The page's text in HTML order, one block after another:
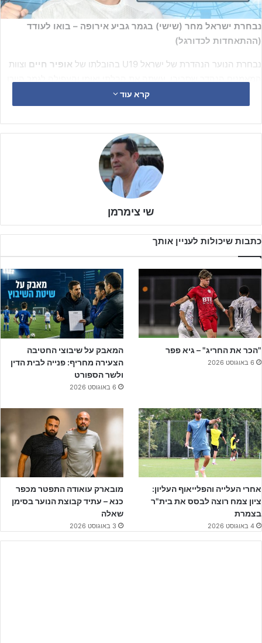
נבחרת ישראל מחר (שישי) בגמר גביע אירופה – בואו לעודד
(ההתאחדות לכדורגל)
נבחרת הנוער הנהדרת של ישראל U19 בהובלתו של אופיר חיים וצוות
כשהיא מבטיחה גם את מקומה באליפות העולם U20.
הנבחרת תפגוש מחר את נבחרת אנגליה, לה הפסדנו בשלב הבתים 1:0
במטרה להמשיך בחלום הקסום ו"לתת למדמון להניף את הגביע"כפי
ששחקני הנבחרת חגגו בחדר ההלבשה.
הנה זה מגיע….תנו למדמון להניף את הגביע – בע"ה (Photo by Seb
Day – UEFA via Sportsfile)
כדי לתת לנבחרת את הדחיפה הראויה מהיציע, יצאה היום ההתאחדות
למשחק גמר אליפות אירופה U19
קרא עוד
שי צימרמן
כתבות שיכולות לעניין אותך
"הכר את החריג" – גיא פפר
6 באוגוסט 2026
המאבק על שיבוצי החטיבה
הצעירה מחריף: פנייה לבית הדין
ולשר הספורט
6 באוגוסט 2026
אחרי העלייה והפלייאוף העליון:
ציון צמח רוצה לבסס את בית"ר
בצמרת
4 באוגוסט 2026
מובארק עואודה התפטר מכפר
כנא – עתיד קבוצת הנוער בסימן
שאלה
3 באוגוסט 2026